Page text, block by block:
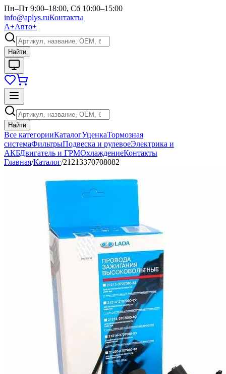
Пн–Пт 9:00–18:00, Сб 10:00–15:00
info@aplys.ruКонтакты
А+Авто+
Найти
Найти
Все категорииКаталогУценкаТормозная
системаФильтрыПодвеска и рулевоеЭлектрика и
АКБДвигатель и ГРМОхлаждениеКонтакты
Главная/Каталог/21213370708082